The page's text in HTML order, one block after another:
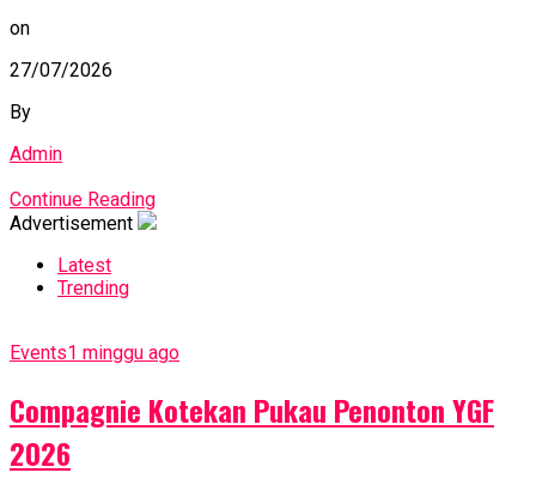
on
27/07/2026
By
Admin
Continue Reading
Advertisement
Latest
Trending
Events1 minggu ago
Compagnie Kotekan Pukau Penonton YGF
2026